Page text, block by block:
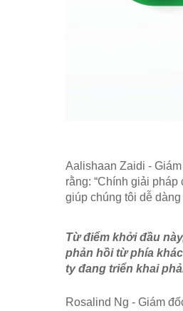
Aalishaan Zaidi -
rằng: “Chính giải
giúp chúng tôi dễ
Từ điểm khởi đầu
phản hồi từ phía
ty đang triển khai
Rosalind Ng - Giám